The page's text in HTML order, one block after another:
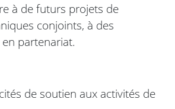
à de futurs projets de
conjoints, à des
partenariat.
de soutien aux activités de